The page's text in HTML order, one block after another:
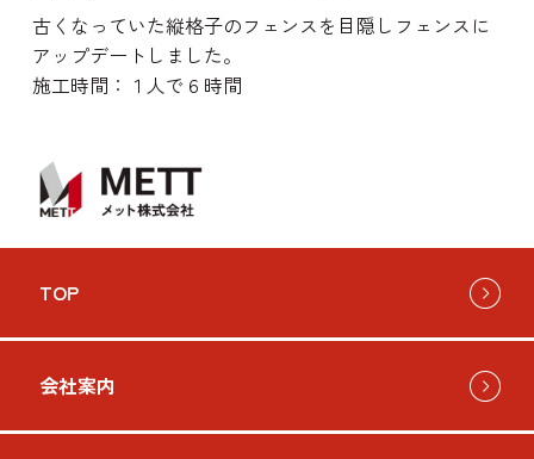
古くなっていた縦格子のフェンスを目隠しフェンスに
アップデートしました。
施工時間：１人で６時間
TOP
会社案内